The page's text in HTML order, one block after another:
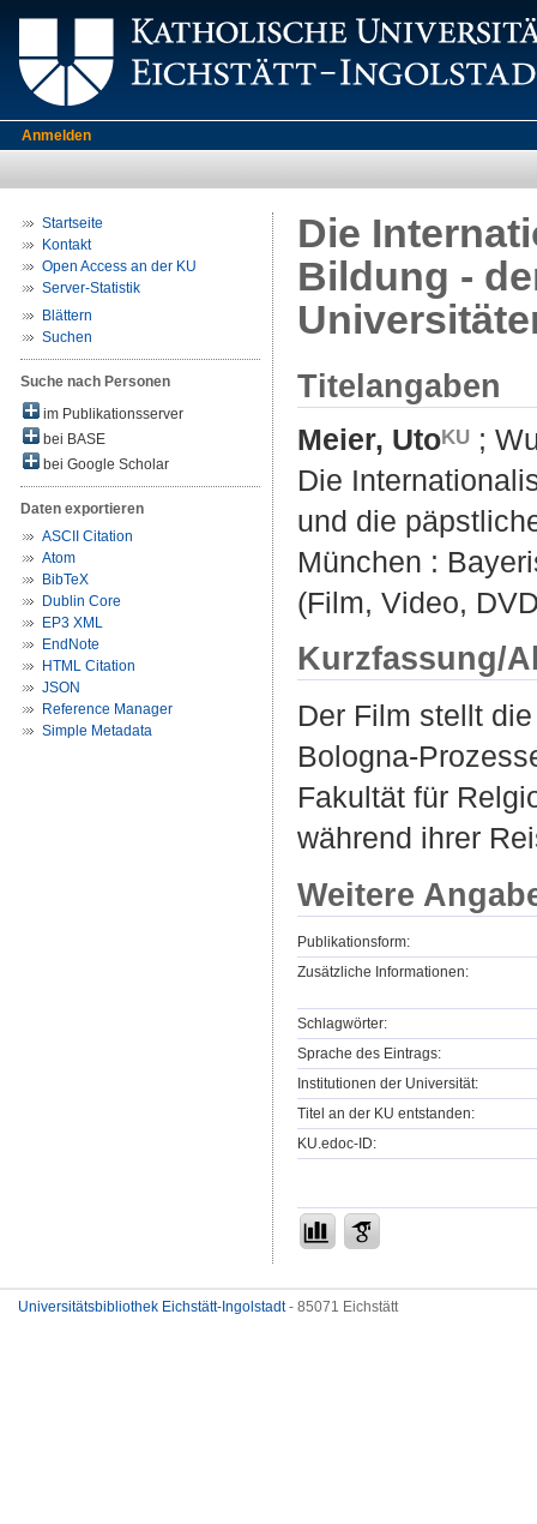
Anmelden
Startseite
Kontakt
Open Access an der KU
Server-Statistik
Blättern
Suchen
Suche nach Personen
im Publikationsserver
bei BASE
bei Google Scholar
Daten exportieren
ASCII Citation
Atom
BibTeX
Dublin Core
EP3 XML
EndNote
HTML Citation
JSON
Reference Manager
Simple Metadata
Die
Bildung -
Titelangaben
Meier, Uto ;
Die
und die
München :
(Film, Video,
Kurzfassung/
Der Film stellt
Bologna-
Fakultät für
während ihrer
Weitere
Publikationsform:
Zusätzliche Informationen:
Schlagwörter:
Sprache des Eintrags:
Institutionen der Universität:
Titel an der KU entstanden:
KU.edoc-ID:
Universitätsbibliothek Eichstätt-Ingolstadt- 85071 Eichstätt